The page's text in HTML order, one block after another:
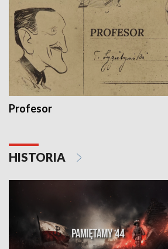
Profesor
HISTORIA